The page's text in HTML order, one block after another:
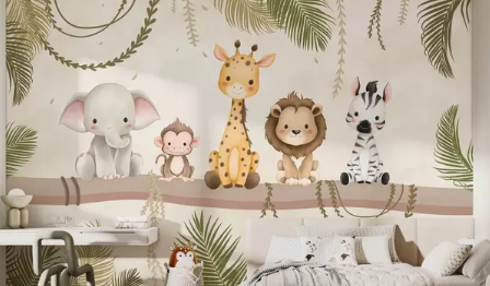
Standard
27.00 €/m²
Premium
56.6734.00€/m²
Vinil Premium
65.0039.00€/m²